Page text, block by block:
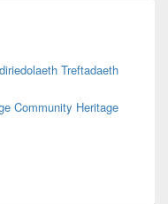
Treftadaeth
Community Heritage